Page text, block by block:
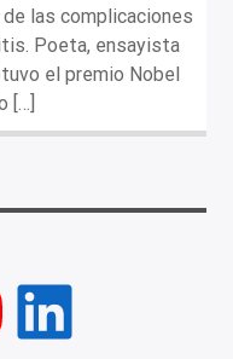
las complicaciones
Poeta, ensayista
el premio Nobel
[…]
LinkedIn